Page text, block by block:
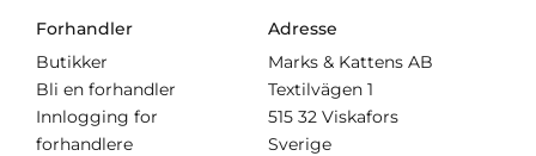
Forhandler
Butikker
Bli en forhandler
Innlogging for
forhandlere
Adresse
Marks & Kattens AB
Textilvägen 1
515 32 Viskafors
Sverige